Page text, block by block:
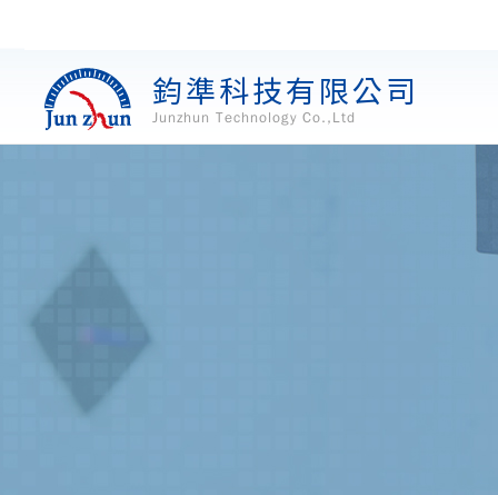
鈞準科技有限公司
Junzhun Technology Co.,Ltd